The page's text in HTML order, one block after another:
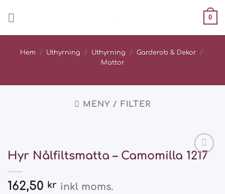
0
Hem / Uthyrning / Uthyrning / Garderob & Dekor /
Mattor
MENY / FILTER
Hyr Nålfiltsmatta – Camomilla 1217
162,50 kr inkl moms.